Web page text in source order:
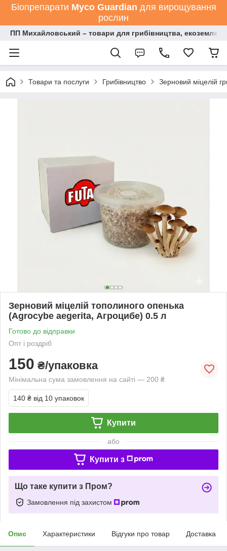
Біопрепарати Мyco Guardian для вирощування
рослин
ПП Михайловський – товари для грибівництва,
Товари та послуги Грибівництво Зерновий міцелій
Зерновий міцелій тополиного опенька
(Agrocybe aegerita, Агроцибе) 0.5 л
Готово до відправки
Опт і роздріб
150 ₴/упаковка
Мінімальна сума замовлення на сайті — 200 ₴
140 ₴ від 10 упаковок
Купити
або
Купити з
Що таке купити з Пром?
Замовлення під захистом
Опис Характеристики Відгуки про товар Доставка